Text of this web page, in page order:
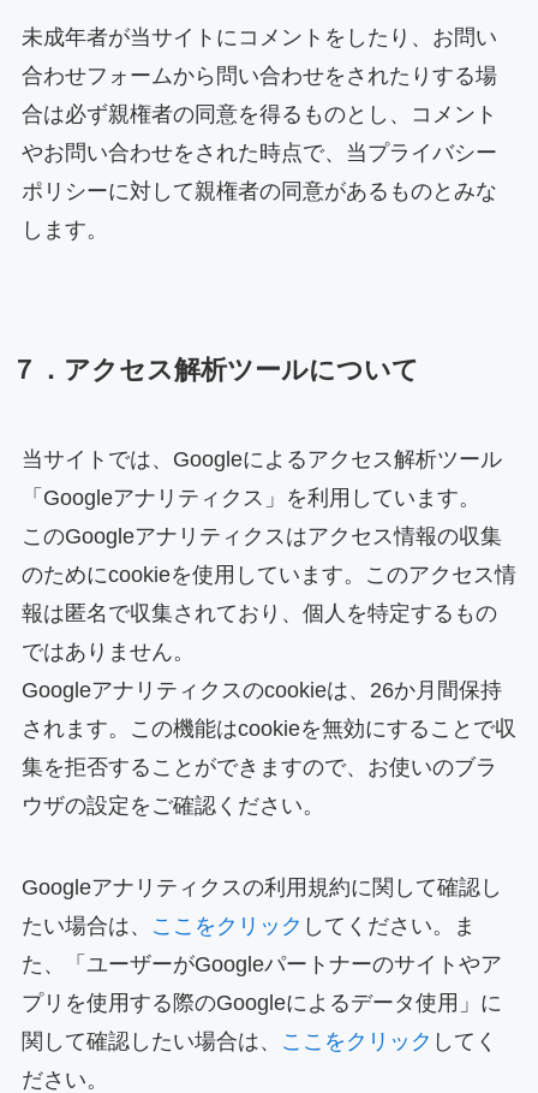
未成年者が当サイトにコメントをしたり、お問い
合わせフォームから問い合わせをされたりする場
合は必ず親権者の同意を得るものとし、コメント
やお問い合わせをされた時点で、当プライバシー
ポリシーに対して親権者の同意があるものとみな
します。
７．アクセス解析ツールについて
当サイトでは、Googleによるアクセス解析ツール
「Googleアナリティクス」を利用しています。
このGoogleアナリティクスはアクセス情報の収集
のためにcookieを使用しています。このアクセス情
報は匿名で収集されており、個人を特定するもの
ではありません。
Googleアナリティクスのcookieは、26か月間保持
されます。この機能はcookieを無効にすることで収
集を拒否することができますので、お使いのブラ
ウザの設定をご確認ください。
Googleアナリティクスの利用規約に関して確認し
たい場合は、
ここをクリック してください。ま
た、「ユーザーがGoogleパートナーのサイトやア
プリを使用する際のGoogleによるデータ使用」に
関して確認したい場合は、
ここをクリック してく
ださい。